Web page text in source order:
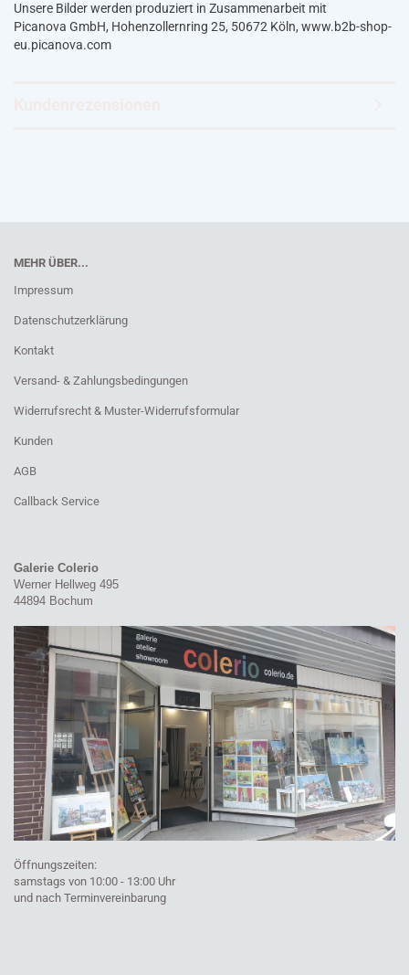
Unsere Bilder werden produziert in Zusammenarbeit mit
Picanova GmbH, Hohenzollernring 25, 50672 Köln, www.b2b-shop-
eu.picanova.com
MEHR ÜBER...
Impressum
Datenschutzerklärung
Kontakt
Versand- & Zahlungsbedingungen
Widerrufsrecht & Muster-Widerrufsformular
Kunden
AGB
Callback Service
Galerie Colerio
Werner Hellweg 495
44894 Bochum
Öffnungszeiten:
samstags von 10:00 - 13:00 Uhr
und nach Terminvereinbarung